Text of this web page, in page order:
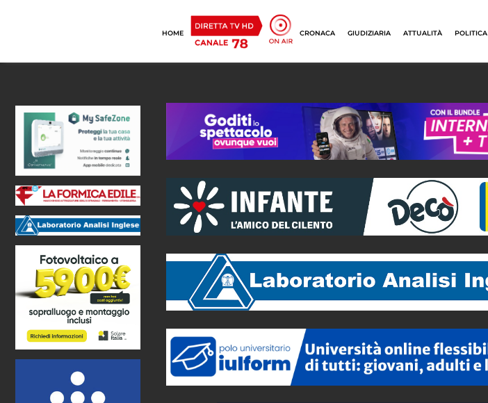
HOME CRONACA GIUDIZIARIA ATTUALITÀ POLITICA